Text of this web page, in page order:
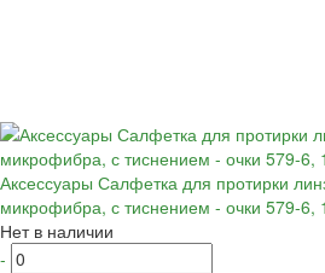
Аксессуары Салфетка для протирки
микрофибра, с тиснением - очки 579-6,
Нет в наличии
-